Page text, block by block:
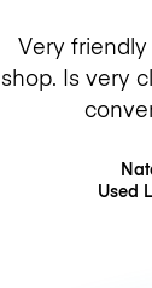
Very
shop. Is very
Used